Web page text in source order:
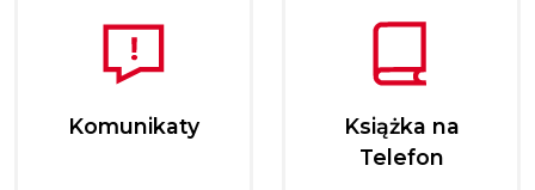
Komunikaty
Książka na
Telefon